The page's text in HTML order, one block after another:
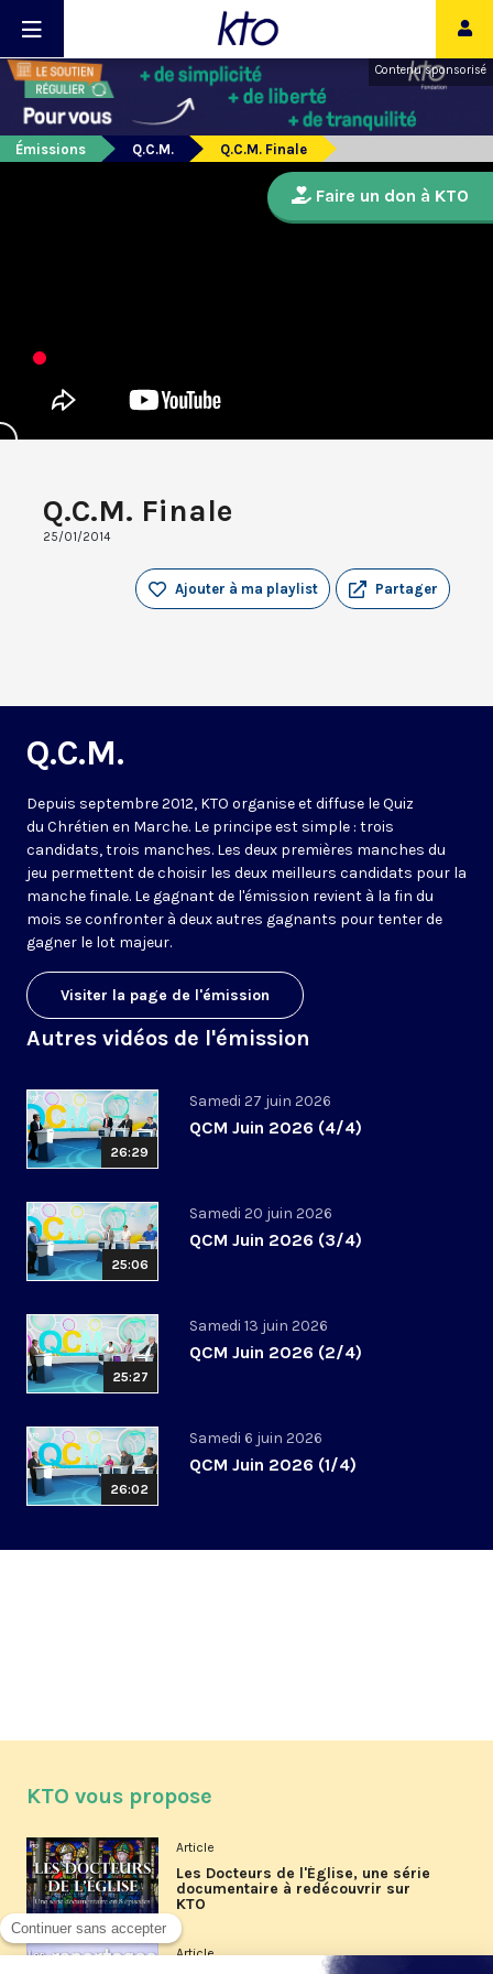
Contenu sponsorisé
Émissions Q.C.M. Q.C.M. Finale
Q.C.M. Finale
25/01/2014
Partager
Ajouter à ma playlist
Q.C.M.
Depuis septembre 2012, KTO organise et diffuse le Quiz
du Chrétien en Marche. Le principe est simple : trois
candidats, trois manches. Les deux premières manches du
jeu permettent de choisir les deux meilleurs candidats pour la
manche finale. Le gagnant de l'émission revient à la fin du
mois se confronter à deux autres gagnants pour tenter de
gagner le lot majeur.
Visiter la page de l'émission
Autres vidéos de l'émission
26:29
Samedi 27 juin 2026
QCM Juin 2026 (4/4)
25:06
Samedi 20 juin 2026
QCM Juin 2026 (3/4)
25:27
Samedi 13 juin 2026
QCM Juin 2026 (2/4)
26:02
Samedi 6 juin 2026
QCM Juin 2026 (1/4)
Faire un don à KTO
KTO vous propose
Article
Les Docteurs de l'Église, une série
documentaire à redécouvrir sur
KTO
Article